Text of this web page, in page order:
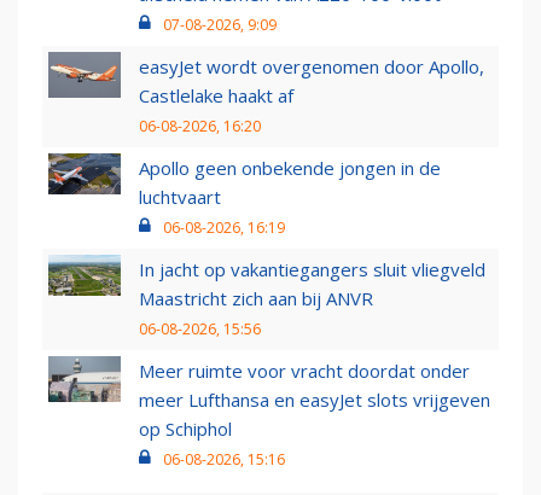
07-08-2026, 9:09
easyJet wordt overgenomen door Apollo,
Castlelake haakt af
06-08-2026, 16:20
Apollo geen onbekende jongen in de
luchtvaart
06-08-2026, 16:19
In jacht op vakantiegangers sluit vliegveld
Maastricht zich aan bij ANVR
06-08-2026, 15:56
Meer ruimte voor vracht doordat onder
meer Lufthansa en easyJet slots vrijgeven
op Schiphol
06-08-2026, 15:16